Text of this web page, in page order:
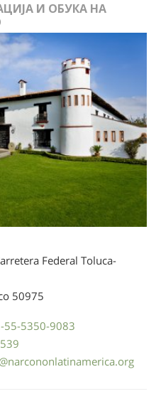
И ОБУКА НА
Federal Toluca-
50975
55-5350-9083
@narcononlatinamerica.org